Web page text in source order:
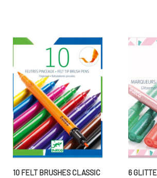
10 FELT BRUSHES CLASSIC
6